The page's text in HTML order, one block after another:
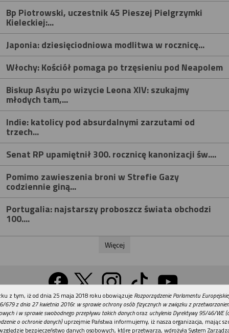
Bp Piotrowski, uczestnik 45 Pieszej Pielgrzymki
Kieleckiej:...
Japonia: dziesięciodniowa modlitwa w rocznicę...
Włochy: Kościół pomaga po trzęsieniu pod Neapolem
Biskup Asyżu po wizycie Leona XIV: szukajmy
młodych tam,...
Indie: katolicy pod absurdalnymi zarzutami od
trzech...
Senat RP upamiętnił 300. rocznicę kanonizacji św....
Pomimo zawieszenia broni w Strefie Gazy
codziennie giną...
Portugalia: najstarszy proboszcz świata obchodzi
100....
Więcej
Wersja na komputer
REKLAMA
z tym, iż od dnia 25 maja 2018 roku obowiązuje Rozporządzenie Parlamentu
679 z dnia 27 kwietnia 2016r. w sprawie ochrony osób fizycznych w związku z
i w sprawie swobodnego przepływu takich danychoraz uchylenia Dyrektywy 95/46/WE
o ochronie danych)uprzejmie Państwa informujemy, iż nasza organizacja, mając
bezpieczeństwo danych osobowych, które przetwarza, wdrożyła System